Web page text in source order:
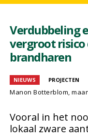
Verdubbeling
vergroot risico
brandharen
NIEUWS PROJECTEN
Manon Botterblom,
Vooral in het
lokaal zware